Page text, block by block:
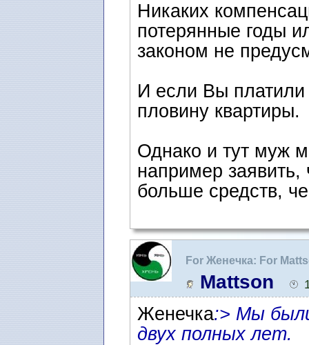
Никаких
потерянные годы
законом не
И если Вы платили
пловину квартиры.
Однако и тут муж
например заявить,
больше средств,
For Женечка: For
адвокат в Швеции
Mattson
Женечка:> Мы
двух полных лет.